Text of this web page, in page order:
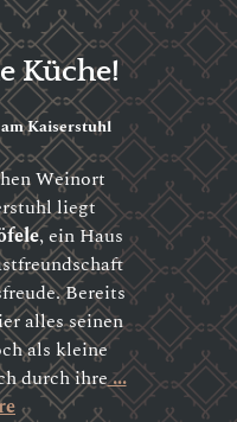
Küche!
Kaiserstuhl
Weinort
liegt
, ein Haus
Bereits
alles seinen
als kleine
durch ihre...